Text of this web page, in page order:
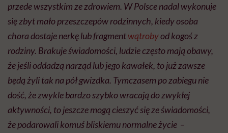
przede wszystkim ze zdrowiem. W Polsce nadal wykonuje
się zbyt mało przeszczepów rodzinnych, kiedy osoba
chora dostaje nerkę lub fragmentwątrobyod kogoś z
rodziny. Brakuje świadomości, ludzie często mają obawy,
że jeśli oddadzą narząd lub jego kawałek, to już zawsze
będą żyli tak na pół gwizdka. Tymczasem po zabiegu nie
dość, że zwykle bardzo szybko wracają do zwykłej
aktywności, to jeszcze mogą cieszyć się ze świadomości,
że podarowali komuś bliskiemu normalne życie –